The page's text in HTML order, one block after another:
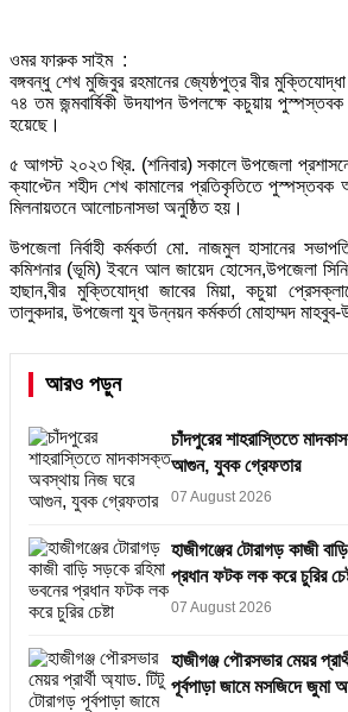
ওমর ফারুক সাইম :
বঙ্গবন্ধু শেখ মুজিবুর রহমানের জ্যেষ্ঠপুত্র বীর
৭৪ তম জন্মবার্ষিকী উদযাপন উপলক্ষে কচুয়ায়
হয়েছে।
৫ আগস্ট ২০২৩ খ্রি. (শনিবার) সকালে উপজেলা
ক্যাপ্টেন শহীদ শেখ কামালের প্রতিকৃতিতে পুস্পস্তবক
মিলনায়তনে আলোচনাসভা অনুষ্ঠিত হয়।
উপজেলা নির্বাহী কর্মকর্তা মো. নাজমুল হাসানের
কমিশনার (ভূমি) ইবনে আল জায়েদ হোসেন,উপজেলা
হাছান,বীর মুক্তিযোদ্ধা জাবের মিয়া, কচুয়া
তালুকদার, উপজেলা যুব উন্নয়ন কর্মকর্তা মোহাম্মদ
আরও পড়ুন
চাঁদপুরের শাহরাস্তিতে
আগুন, যুবক গ্রেফতার
07 August 2026
হাজীগঞ্জের টোরাগড় কাজী
প্রধান ফটক লক করে চুরির
07 August 2026
হাজীগঞ্জ পৌরসভার মেয়র
পূর্বপাড়া জামে মসজিদে জুমা